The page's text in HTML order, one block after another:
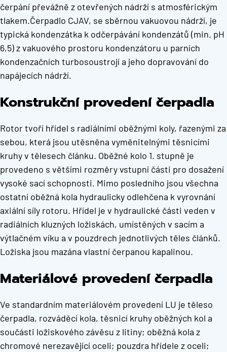
čerpání převážně z otevřených nádrží s atmosférickým
tlakem.Čerpadlo CJAV, se sběrnou vakuovou nádrží, je
typická kondenzátka k odčerpávání kondenzátů (min. pH
6,5) z vakuového prostoru kondenzátoru u parních
kondenzačních turbosoustrojí a jeho dopravování do
napájecích nádrží.
Konstrukční provedení čerpadla
Rotor tvoří hřídel s radiálními oběžnými koly, řazenými za
sebou, která jsou utěsněna vyměnitelnými těsnicími
kruhy v tělesech článku. Oběžné kolo 1. stupně je
provedeno s většími rozměry vstupní části pro dosažení
vysoké sací schopnosti. Mimo posledního jsou všechna
ostatní oběžná kola hydraulicky odlehčena k vyrovnání
axiální síly rotoru. Hřídel je v hydraulické části veden v
radiálních kluzných ložiskách, umístěných v sacím a
výtlačném víku a v pouzdrech jednotlivých těles článků.
Ložiska jsou mazána vlastní čerpanou kapalinou.
Materiálové provedení čerpadla
Ve standardním materiálovém provedení LU je těleso
čerpadla, rozváděcí kola, těsnicí kruhy oběžných kol a
součásti ložiskového závěsu z litiny; oběžná kola z
chromové nerezavějící oceli; pouzdra hřídele z oceli;